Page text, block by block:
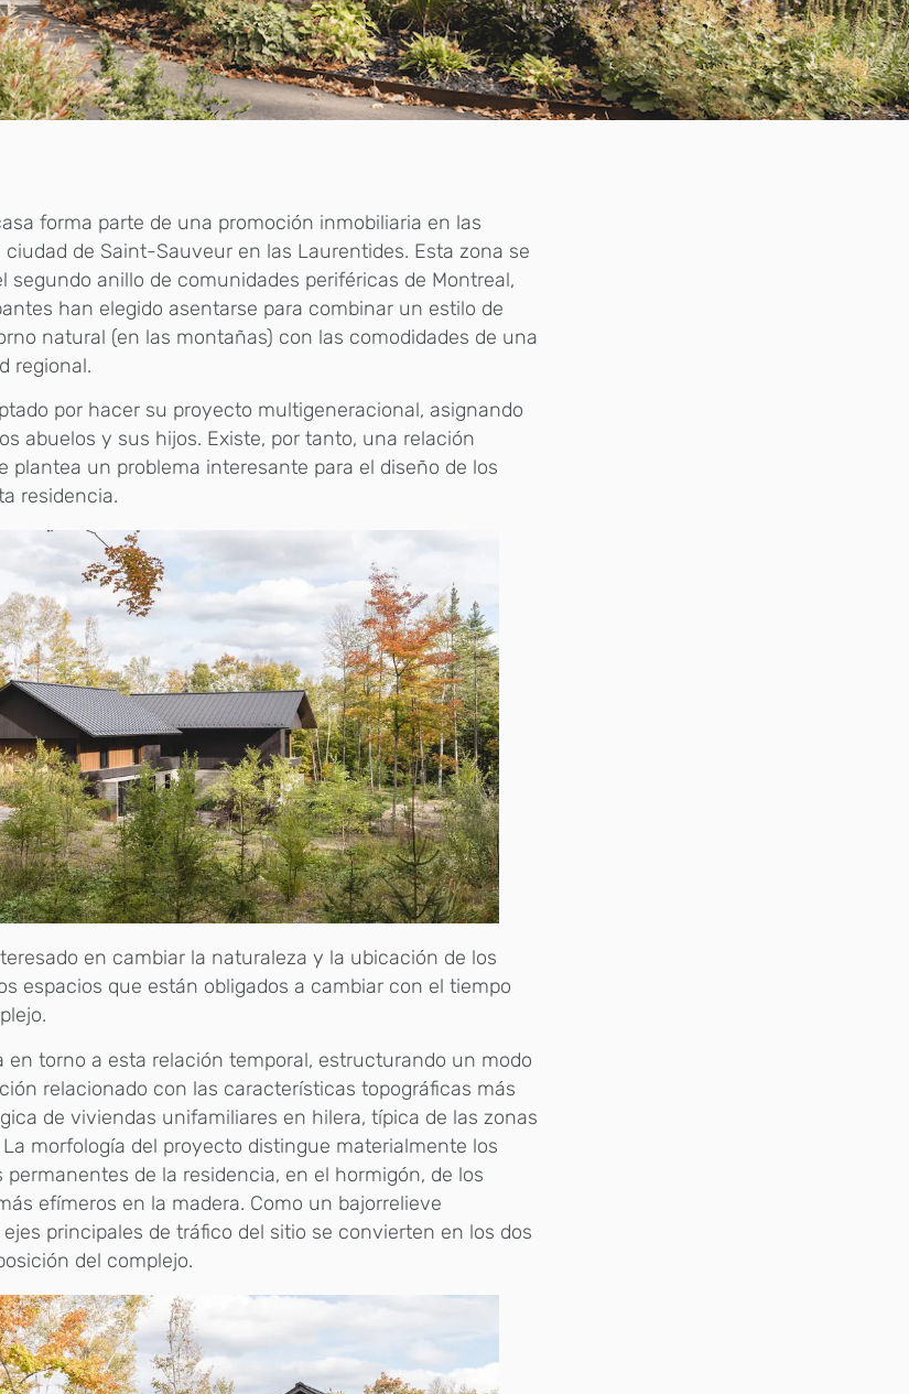
forma parte de una promoción inmobiliaria en las
ciudad de Saint-Sauveur en las Laurentides. Esta zona se
segundo anillo de comunidades periféricas de Montreal,
han elegido asentarse para combinar un estilo de
natural (en las montañas) con las comodidades de una
regional.
por hacer su proyecto multigeneracional, asignando
abuelos y sus hijos. Existe, por tanto, una relación
plantea un problema interesante para el diseño de los
residencia.
en cambiar la naturaleza y la ubicación de los
espacios que están obligados a cambiar con el tiempo
en torno a esta relación temporal, estructurando un modo
relacionado con las características topográficas más
de viviendas unifamiliares en hilera, típica de las zonas
morfología del proyecto distingue materialmente los
permanentes de la residencia, en el hormigón, de los
efímeros en la madera. Como un bajorrelieve
principales de tráfico del sitio se convierten en los dos
del complejo.